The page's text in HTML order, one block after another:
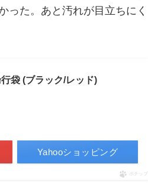
った。あと汚れが目立ちにく
袋 (ブラック/レッド)
Yahooショッピング
ポチップ